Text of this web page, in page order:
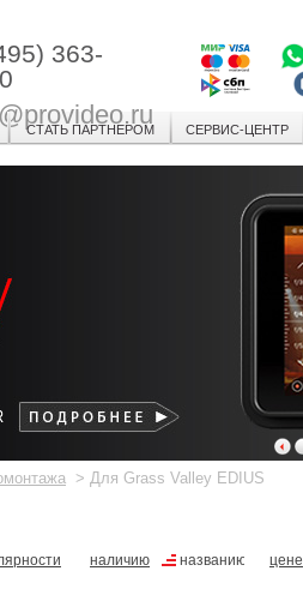
363-
СТАТЬ ПАРТНЕРОМ СЕРВИС-ЦЕНТР
> Для Grass Valley EDIUS
наличию названию цене